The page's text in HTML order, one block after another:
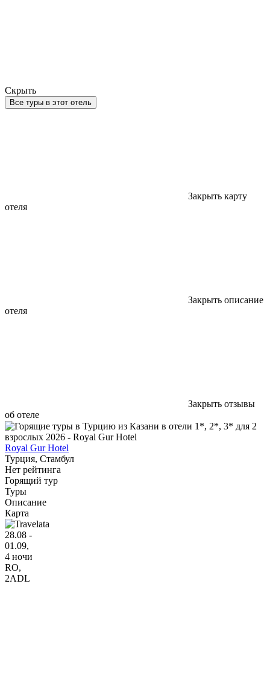
Скрыть
Все туры в этот отель
Закрыть карту
отеля
Закрыть описание
отеля
Закрыть отзывы
об отеле
Royal Gur Hotel
Турция, Стамбул
Нет рейтинга
Горящий тур
Туры
Описание
Карта
28.08 -
01.09,
4 ночи
RO,
2ADL